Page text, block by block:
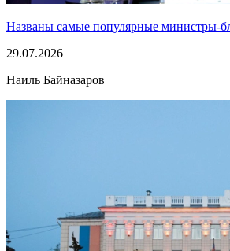
Названы самые популярные министры-
29.07.2026
Наиль Байназаров